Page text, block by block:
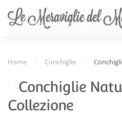
Skip to main content
Home Conchiglie
Conchiglie
Collezione